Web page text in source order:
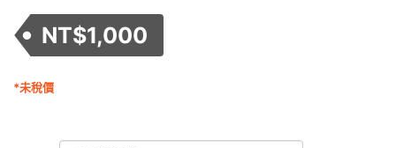
NT$1,000
*未稅價